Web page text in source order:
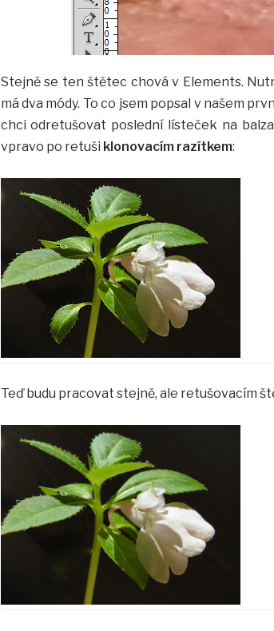
Stejně se ten štětec chová v Elements.
má dva módy. To co jsem popsal v našem
chci odretušovat poslední lísteček na
vpravo po retuši klonovacím razítkem:
Teď budu pracovat stejně, ale retušovacím